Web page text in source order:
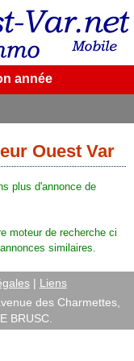
année
Ouest Var
plus d'annonce de
moteur de recherche ci
similaires.
| Liens
des Charmettes,
BRUSC.